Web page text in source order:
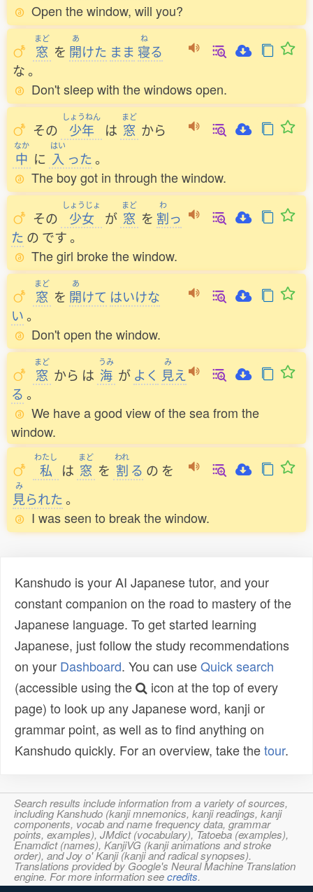
Open the window, will you?
まど
窓 を
あ
開けた まま
ね
寝る
な。
Don't sleep with the windows open.
その
しょうねん
少年 は
まど
窓 から
なか
中 に
はい
入 った。
The boy got in through the window.
その
しょうじょ
少女 が
まど
窓 を
わ
割っ
た の です。
The girl broke the window.
まど
窓 を
あ
開けて はいけな
い。
Don't open the window.
まど
窓 から は
うみ
海 が よく
み
見え
る 。
We have a good view of the sea from the
window.
わたし
私 は
まど
窓 を
われ
割 る の を
み
見られた。
I was seen to break the window.
Kanshudo is your AI Japanese tutor, and your
constant companion on the road to mastery of the
Japanese language. To get started learning
Japanese, just follow the study recommendations
on your Dashboard. You can useQuick search
(accessible using the
icon at the top of every
page) to look up any Japanese word, kanji or
grammar point, as well as to find anything on
Kanshudo quickly. For an overview, take thetour.
Search results include information from a variety of sources,
including Kanshudo (kanji mnemonics, kanji readings, kanji
components, vocab and name frequency data, grammar
points, examples), JMdict (vocabulary), Tatoeba (examples),
Enamdict (names), KanjiVG (kanji animations and stroke
order), and Joy o' Kanji (kanji and radical synopses).
Translations provided by Google's Neural Machine Translation
engine. For more information seecredits.